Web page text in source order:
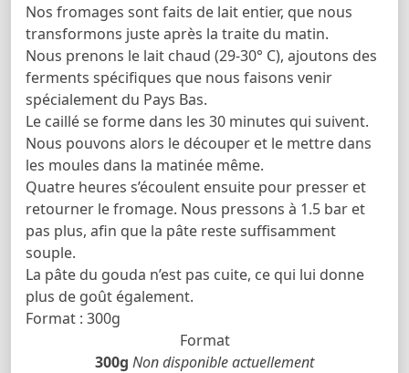
Nos fromages sont faits de lait entier, que nous
transformons juste après la traite du matin.
Nous prenons le lait chaud (29-30° C), ajoutons des
ferments spécifiques que nous faisons venir
spécialement du Pays Bas.
Le caillé se forme dans les 30 minutes qui suivent.
Nous pouvons alors le découper et le mettre dans
les moules dans la matinée même.
Quatre heures s’écoulent ensuite pour presser et
retourner le fromage. Nous pressons à 1.5 bar et
pas plus, afin que la pâte reste suffisamment
souple.
La pâte du gouda n’est pas cuite, ce qui lui donne
plus de goût également.
Format : 300g
Format
300g Non disponible actuellement